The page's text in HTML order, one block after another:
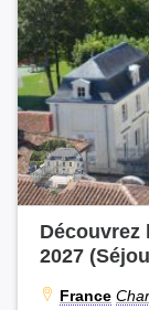
Découvrez
2027
France